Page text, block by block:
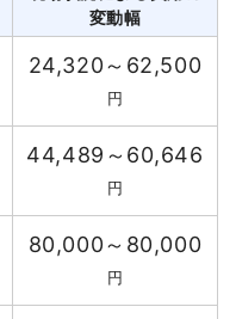
変動幅
24,320～62,500
円
44,489～60,646
円
80,000～80,000
円